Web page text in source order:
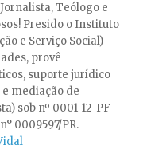
Teólogo e
Presido o Instituto
e Serviço Social)
provê
suporte jurídico
mediação de
sob nº 0001-12-PF-
0009597/PR.